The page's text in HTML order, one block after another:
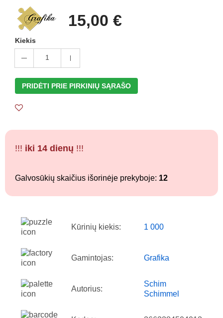
15,00 €
Kiekis
1
PRIDĖTI PRIE PIRKINIŲ SĄRAŠO
!!! iki 14 dienų !!!
Galvosūkių skaičius išorinėje prekyboje: 12
Kūrinių kiekis: 1 000
Gamintojas: Grafika
Autorius:
Schim
Schimmel